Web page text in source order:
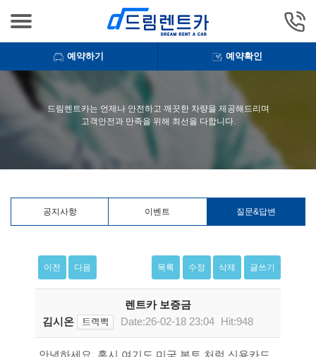
예약하기 예약확인
드림렌트카는 언제나 안전하고 깨끗한 차량을 제공해드리며
고객안전과 만족을 위해 최선을 다합니다.
공지사항 이벤트 질문&답변
이전 다음 목록 수정 삭제 글쓰기
렌트카 보증금
김시온
Date:26-02-18 23:04 Hit:948